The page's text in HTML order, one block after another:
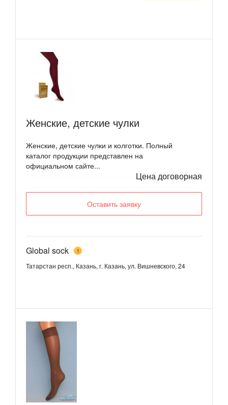
Женские, детские чулки
Женские, детские чулки и колготки. Полный
каталог продукции представлен на
официальном сайте...
Цена договорная
Оставить заявку
Global sock 1
Татарстан респ., Казань, г. Казань, ул. Вишневского, 24